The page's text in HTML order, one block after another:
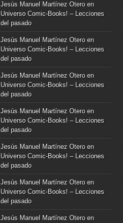
Jesús Manuel Martínez Oteroen
Universo Comic-Books! – Lecciones
del pasado
Jesús Manuel Martínez Oteroen
Universo Comic-Books! – Lecciones
del pasado
Jesús Manuel Martínez Oteroen
Universo Comic-Books! – Lecciones
del pasado
Jesús Manuel Martínez Oteroen
Universo Comic-Books! – Lecciones
del pasado
Jesús Manuel Martínez Oteroen
Universo Comic-Books! – Lecciones
del pasado
Jesús Manuel Martínez Oteroen
Universo Comic-Books! – Lecciones
del pasado
Jesús Manuel Martínez Oteroen